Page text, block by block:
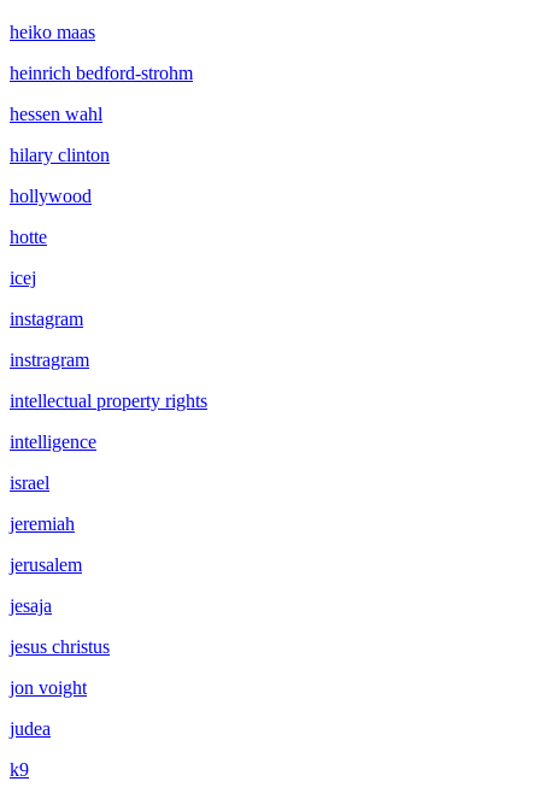
heiko maas
heinrich bedford-strohm
hessen wahl
hilary clinton
hollywood
hotte
icej
instagram
instragram
intellectual property rights
intelligence
israel
jeremiah
jerusalem
jesaja
jesus christus
jon voight
judea
k9